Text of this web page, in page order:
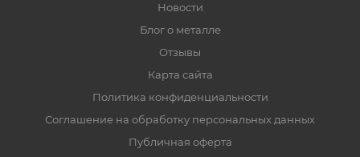
Новости
Блог о металле
Отзывы
Карта сайта
Политика конфиденциальности
Соглашение на обработку персональных данных
Публичная оферта